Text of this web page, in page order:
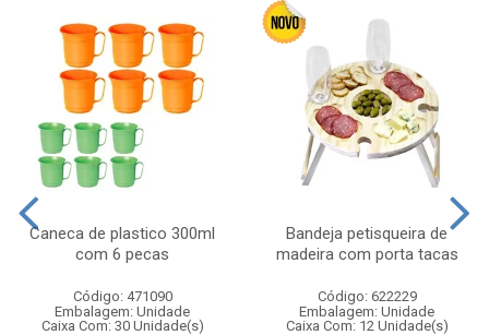
Caneca de plastico 300ml
com 6 pecas
Código: 471090
Embalagem: Unidade
Caixa Com: 30 Unidade(s)
Bandeja petisqueira de
madeira com porta tacas
Código: 622229
Embalagem: Unidade
Caixa Com: 12 Unidade(s)